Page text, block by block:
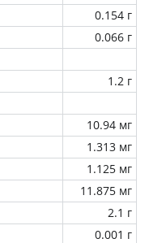
0.154 г
0.066 г
1.2 г
10.94 мг
1.313 мг
1.125 мг
11.875 мг
2.1 г
0.001 г